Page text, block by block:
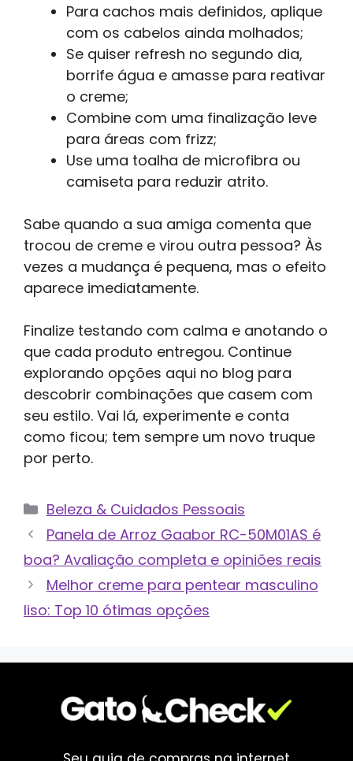
Para cachos mais definidos, aplique
com os cabelos ainda molhados;
Se quiser refresh no segundo dia,
borrife água e amasse para reativar
o creme;
Combine com uma finalização leve
para áreas com frizz;
Use uma toalha de microfibra ou
camiseta para reduzir atrito.
Sabe quando a sua amiga comenta que
trocou de creme e virou outra pessoa? Às
vezes a mudança é pequena, mas o efeito
aparece imediatamente.
Finalize testando com calma e anotando o
que cada produto entregou. Continue
explorando opções aqui no blog para
descobrir combinações que casem com
seu estilo. Vai lá, experimente e conta
como ficou; tem sempre um novo truque
por perto.
Categorias
Beleza & Cuidados Pessoais
Panela de Arroz Gaabor RC-50M01AS é
boa? Avaliação completa e opiniões reais
Melhor creme para pentear masculino
liso: Top 10 ótimas opções